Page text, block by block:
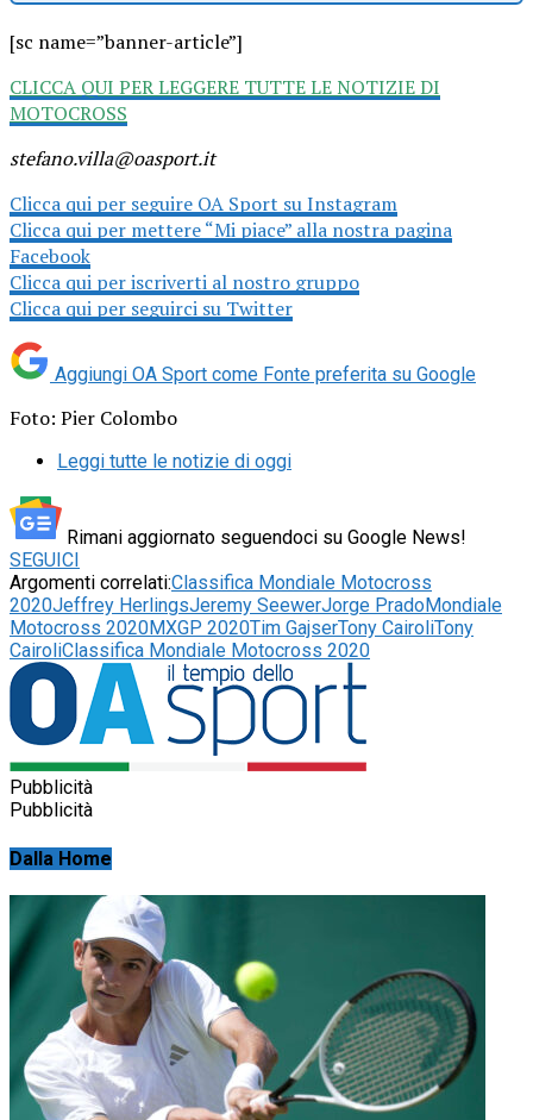
[sc name=”banner-article”]
CLICCA QUI PER LEGGERE TUTTE LE NOTIZIE DI
MOTOCROSS
stefano.villa@oasport.it
Clicca qui per seguire OA Sport su Instagram
Clicca qui per mettere “Mi piace” alla nostra pagina
Facebook
Clicca qui per iscriverti al nostro gruppo
Clicca qui per seguirci su Twitter
Aggiungi OA Sport come Fonte preferita su Google
Foto: Pier Colombo
Leggi tutte le notizie di oggi
Rimani aggiornato seguendoci su Google News!
SEGUICI
Argomenti correlati:Classifica Mondiale Motocross
2020Jeffrey HerlingsJeremy SeewerJorge PradoMondiale
Motocross 2020MXGP 2020Tim GajserTony CairoliTony
CairoliClassifica Mondiale Motocross 2020
Pubblicità
Pubblicità
Dalla Home